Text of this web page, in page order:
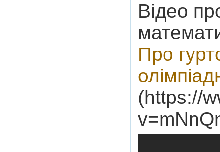
Відео
Про
(https://